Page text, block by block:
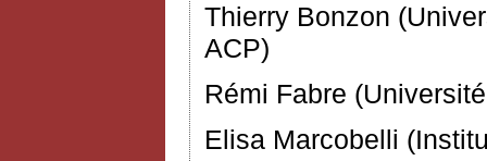
Thierry Bonzon
ACP)
Rémi Fabre
Elisa Marcobelli